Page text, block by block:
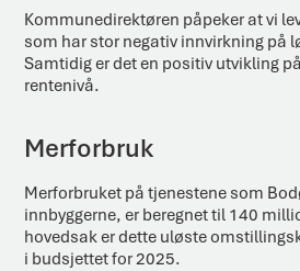
Kommunedirektøren påpeker at vi
som har stor negativ innvirkning på
Samtidig er det en positiv utvikling
rentenivå.
Merforbruk
Merforbruket på tjenestene som
innbyggerne, er beregnet til 140
hovedsak er dette uløste
i budsjettet for 2025.